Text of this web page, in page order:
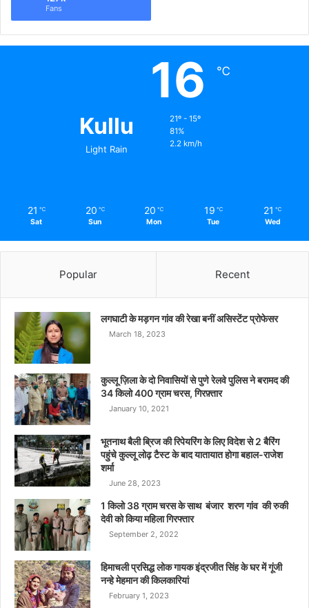
Fans
Kullu
Light Rain
16 ℃
21º - 15º
81%
2.2 km/h
21 ℃
Sat
20 ℃
Sun
20 ℃
Mon
19 ℃
Tue
21 ℃
Wed
Popular Recent
लगघाटी के मड़गन गांव की रेखा बनीं असिस्टेंट प्रोफेसर
March 18, 2023
कुल्लू ज़िला के दो निवासियों से पुणे रेलवे पुलिस ने बरामद की
34 किलो 400 ग्राम चरस, गिरफ़्तार
January 10, 2021
भूतनाथ बैली ब्रिज की रिपेयरिंग के लिए विदेश से 2 बैरिंग
पहुंचे कुल्लू लोढ़ टैस्ट के बाद यातायात होगा बहाल-राजेश
शर्मा
June 28, 2023
1 किलो 38 ग्राम चरस के साथ बंजार शरण गांव की रुकी
देवी को किया महिला गिरफ्तार
September 2, 2022
हिमाचली प्रसिद्ध लोक गायक इंद्रजीत सिंह के घर में गूंजी
नन्हे मेहमान की किलकारियां
February 1, 2023